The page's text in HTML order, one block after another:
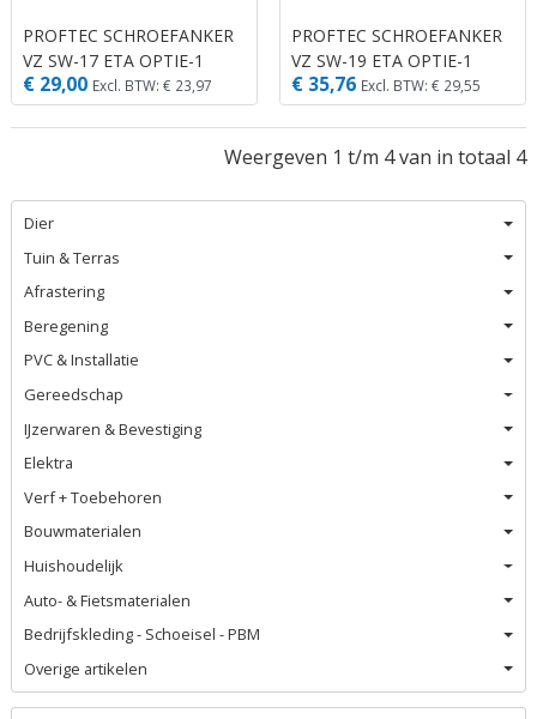
Dier
Tuin & Terras
Afrastering
Beregening
PVC & Installatie
Gereedschap
IJzerwaren & Bevestiging
Elektra
Verf + Toebehoren
Bouwmaterialen
Huishoudelijk
Auto- & Fietsmaterialen
Bedrijfskleding - Schoeisel - PBM
Overige artikelen
PROFTEC SCHROEFANKER
VZ SW-17 ETA OPTIE-1
10X75 (20)
€ 29,00 Excl. BTW: € 23,97
PROFTEC SCHROEFANKER
VZ SW-19 ETA OPTIE-1
12X100 (10)
€ 35,76 Excl. BTW: € 29,55
Weergeven 1 t/m 4 van in totaal 4